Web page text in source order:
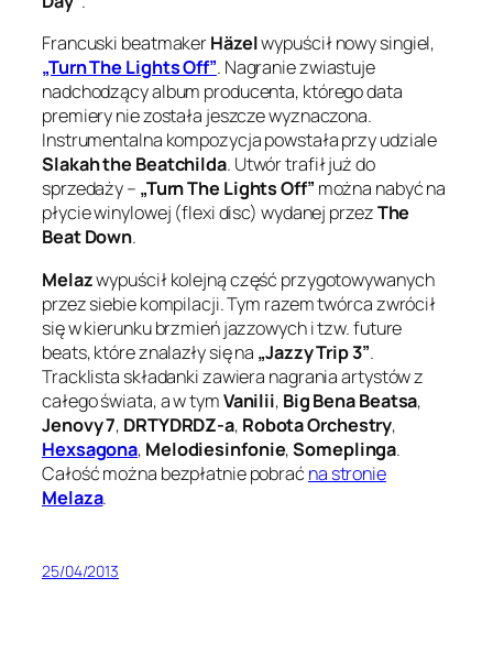
Francuski beatmakerHäzelwypuścił nowy singiel,
„Turn The Lights Off”. Nagranie zwiastuje
nadchodzący album producenta, którego data
premiery nie została jeszcze wyznaczona.
Instrumentalna kompozycja powstała przy udziale
Slakah the Beatchilda. Utwór trafił już do
sprzedaży – „Turn The Lights Off” można nabyć na
płycie winylowej (flexi disc) wydanej przezThe
Beat Down.
Melazwypuścił kolejną część przygotowywanych
przez siebie kompilacji. Tym razem twórca zwrócił
się w kierunku brzmień jazzowych i tzw. future
beats, które znalazły się na „Jazzy Trip 3”.
Tracklista składanki zawiera nagrania artystów z
całego świata, a w tymVanilii, Big Bena Beatsa,
Jenovy 7, DRTYDRDZ-a, Robota Orchestry,
Hexsagona, Melodiesinfonie,Someplinga.
Całość można bezpłatnie pobrać na stronie
Melaza.
25/04/2013